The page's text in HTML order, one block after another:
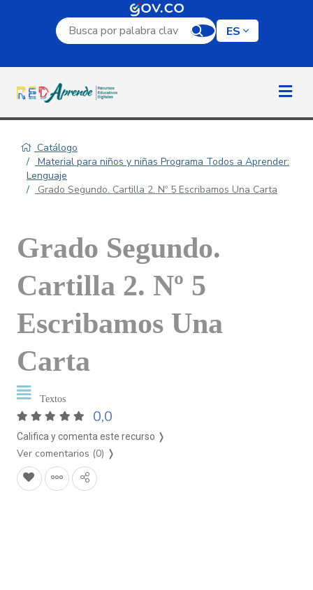
Campo de búsqueda por palabra clave
ES
Catálogo
Material para niños y niñas Programa Todos a Aprender:
Lenguaje
Grado Segundo. Cartilla 2. Nº 5 Escribamos Una Carta
Grado Segundo.
Cartilla 2. Nº 5
Escribamos Una
Carta
Textos
0,0
Califica y comenta este recurso ❭
Ver comentarios (0) ❭